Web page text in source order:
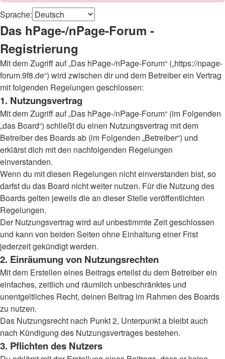
Sprache:
Das hPage-/nPage-Forum -
Registrierung
Mit dem Zugriff auf „Das hPage-/nPage-Forum“ („https://npage-
forum.9f8.de“) wird zwischen dir und dem Betreiber ein Vertrag
mit folgenden Regelungen geschlossen:
1. Nutzungsvertrag
Mit dem Zugriff auf „Das hPage-/nPage-Forum“ (im Folgenden
„das Board“) schließt du einen Nutzungsvertrag mit dem
Betreiber des Boards ab (im Folgenden „Betreiber“) und
erklärst dich mit den nachfolgenden Regelungen
einverstanden.
Wenn du mit diesen Regelungen nicht einverstanden bist, so
darfst du das Board nicht weiter nutzen. Für die Nutzung des
Boards gelten jeweils die an dieser Stelle veröffentlichten
Regelungen.
Der Nutzungsvertrag wird auf unbestimmte Zeit geschlossen
und kann von beiden Seiten ohne Einhaltung einer Frist
jederzeit gekündigt werden.
2. Einräumung von Nutzungsrechten
Mit dem Erstellen eines Beitrags erteilst du dem Betreiber ein
einfaches, zeitlich und räumlich unbeschränktes und
unentgeltliches Recht, deinen Beitrag im Rahmen des Boards
zu nutzen.
Das Nutzungsrecht nach Punkt 2, Unterpunkt a bleibt auch
nach Kündigung des Nutzungsvertrages bestehen.
3. Pflichten des Nutzers